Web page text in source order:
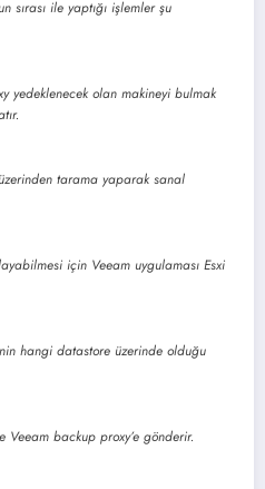
sırası ile yaptığı işlemler şu
yedeklenecek olan makineyi bulmak
tarama yaparak sanal
için Veeam uygulaması Esxi
hangi datastore üzerinde olduğu
backup proxy’e gönderir.